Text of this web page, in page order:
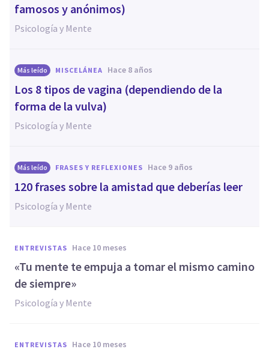
famosos y anónimos)
Psicología y Mente
Más leído MISCELÁNEA hace 8 años
Los 8 tipos de vagina (dependiendo de la
forma de la vulva)
Psicología y Mente
Más leído FRASES Y REFLEXIONES hace 9 años
120 frases sobre la amistad que deberías leer
Psicología y Mente
ENTREVISTAS hace 10 meses
«Tu mente te empuja a tomar el mismo camino
de siempre»
Psicología y Mente
ENTREVISTAS hace 10 meses